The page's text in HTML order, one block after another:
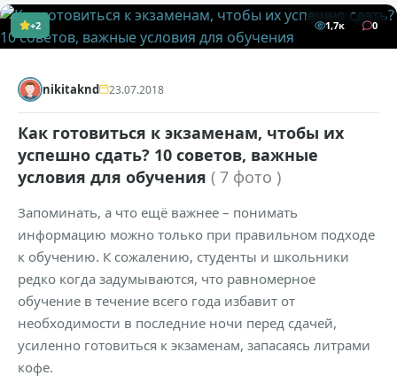
+2 1,7к 0
nikitaknd 23.07.2018
Как готовиться к экзаменам, чтобы их
успешно сдать? 10 советов, важные
условия для обучения ( 7 фото )
Запоминать, а что ещё важнее – понимать
информацию можно только при правильном подходе
к обучению. К сожалению, студенты и школьники
редко когда задумываются, что равномерное
обучение в течение всего года избавит от
необходимости в последние ночи перед сдачей,
усиленно готовиться к экзаменам, запасаясь литрами
кофе.